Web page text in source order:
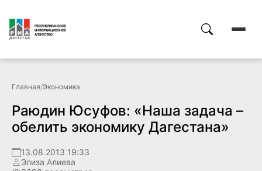
Главная/Экономика
Раюдин Юсуфов: «Наша задача –
обелить экономику Дагестана»
13.08.2013 19:33
Элиза Алиева